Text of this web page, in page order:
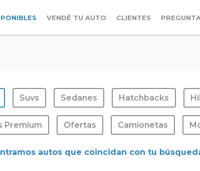
VENDÉ TU AUTO CLIENTES
Suvs Sedanes Hatchbacks
Premium Ofertas Camionetas
autos que coincidan con tu